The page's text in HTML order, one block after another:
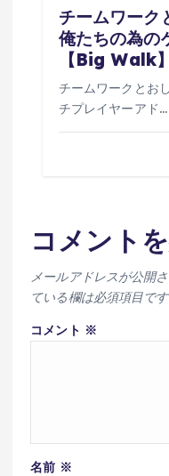
チームワーク
俺たちの為の
【Big Walk】
チームワークとお
チプレイヤーアド…
コメント
メールアドレスが公開
ている欄は必須項目です
コメント ※
名前 ※